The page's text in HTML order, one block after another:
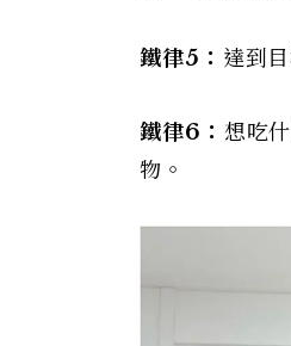
鐵律5： 達到
鐵律6： 想吃
物。